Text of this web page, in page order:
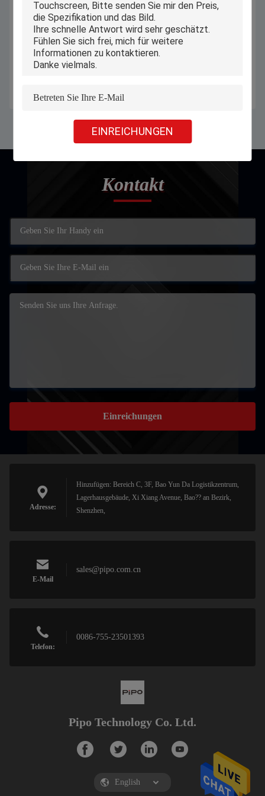
EINREICHUNGEN
Fenster PiPO-Kasten-Tablette, Kern
11,6 Zoll-industrieller Touch Screen
Erhalten Sie besten Preis
Touch Screen 360 Grad-drehenden
Kontakt
Einreichungen
Adresse:
Hinzufügen: Bereich C, 3F, Bao Yun Da Logistikzentrum,
Lagerhausgebäude, Xi Xiang Avenue, Bao?? an Bezirk,
Shenzhen,
E-Mail
sales@pipo.com.cn
Telefon:
0086-755-23501393
Pipo Technology Co. Ltd.